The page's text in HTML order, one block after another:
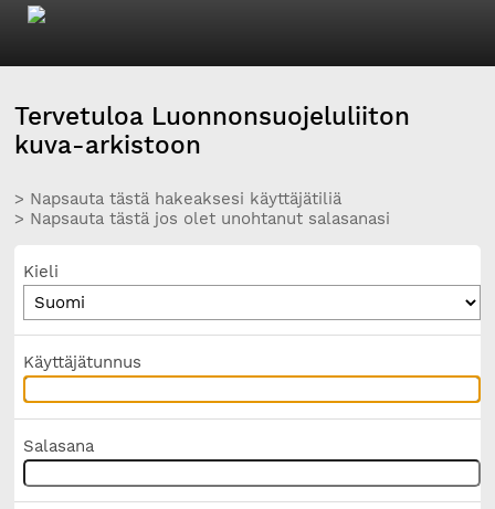
Tervetuloa Luonnonsuojeluliiton
kuva-arkistoon
> Napsauta tästä hakeaksesi käyttäjätiliä
> Napsauta tästä jos olet unohtanut salasanasi
Kieli
Käyttäjätunnus
Salasana